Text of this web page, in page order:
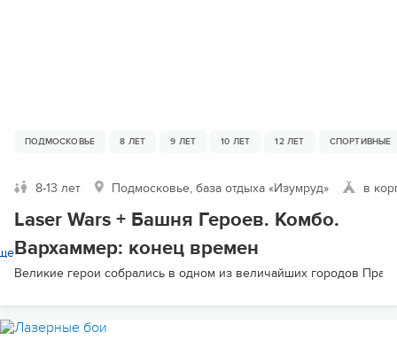
ПОДМОСКОВЬЕ 8 ЛЕТ 9 ЛЕТ 10 ЛЕТ 12 ЛЕТ СПОРТИВНЫЕ
8-13 лет Подмосковье, база отдыха «Изумруд» в
Laser Wars + Башня Героев. Комбо.
Вархаммер: конец времен
Великие герои собрались в одном из величайших городов